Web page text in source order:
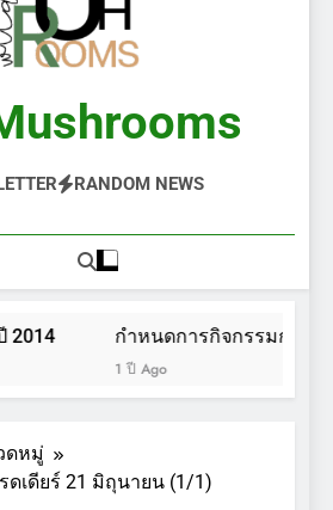
RANDOM NEWS
กำหนดการกิจกรรมการเ
1 ปี Ago
ดหมู่
ดเดียร์ 21 มิถุนายน (1/1)